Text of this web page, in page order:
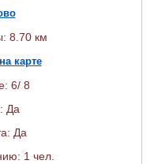
8.70 км
карте
6/ 8
Да
Да
1 чел.